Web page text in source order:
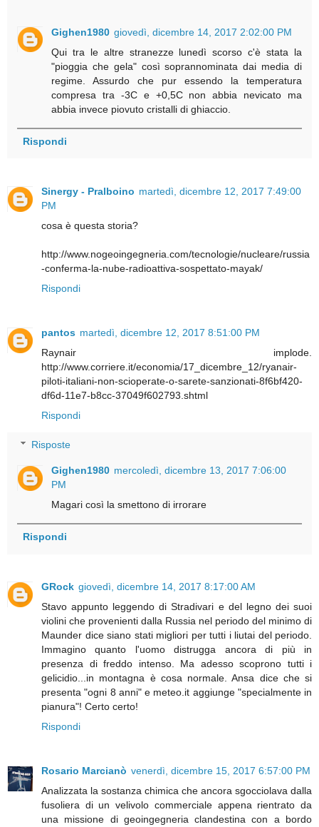
Gighen1980 giovedì, dicembre 14, 2017 2:02:00 PM
Qui tra le altre stranezze lunedì scorso c'è stata la
"pioggia che gela" così soprannominata dai media di
regime. Assurdo che pur essendo la temperatura
compresa tra -3C e +0,5C non abbia nevicato ma
abbia invece piovuto cristalli di ghiaccio.
Rispondi
Sinergy - Pralboino martedì, dicembre 12, 2017 7:49:00
PM
cosa è questa storia?
http://www.nogeoingegneria.com/tecnologie/nucleare/russia
-conferma-la-nube-radioattiva-sospettato-mayak/
Rispondi
pantos martedì, dicembre 12, 2017 8:51:00 PM
Raynair implode.
http://www.corriere.it/economia/17_dicembre_12/ryanair-
piloti-italiani-non-scioperate-o-sarete-sanzionati-8f6bf420-
df6d-11e7-b8cc-37049f602793.shtml
Rispondi
Risposte
Gighen1980 mercoledì, dicembre 13, 2017 7:06:00
PM
Magari così la smettono di irrorare
Rispondi
GRock giovedì, dicembre 14, 2017 8:17:00 AM
Stavo appunto leggendo di Stradivari e del legno dei suoi
violini che provenienti dalla Russia nel periodo del minimo di
Maunder dice siano stati migliori per tutti i liutai del periodo.
Immagino quanto l'uomo distrugga ancora di più in
presenza di freddo intenso. Ma adesso scoprono tutti i
gelicidio...in montagna è cosa normale. Ansa dice che si
presenta "ogni 8 anni" e meteo.it aggiunge "specialmente in
pianura"! Certo certo!
Rispondi
Rosario Marcianò venerdì, dicembre 15, 2017 6:57:00 PM
Analizzata la sostanza chimica che ancora sgocciolava dalla
fusoliera di un velivolo commerciale appena rientrato da
una missione di geoingegneria clandestina con a bordo